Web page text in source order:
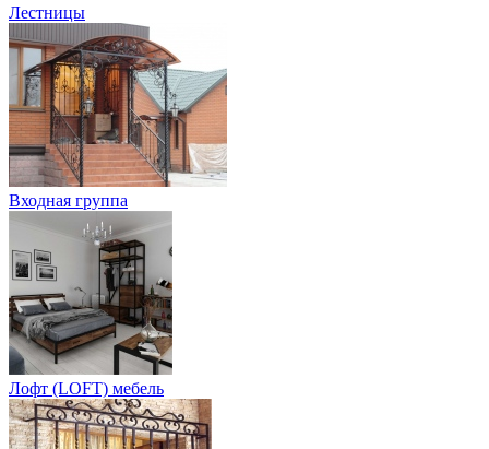
Лестницы
Входная группа
Лофт (LOFT) мебель